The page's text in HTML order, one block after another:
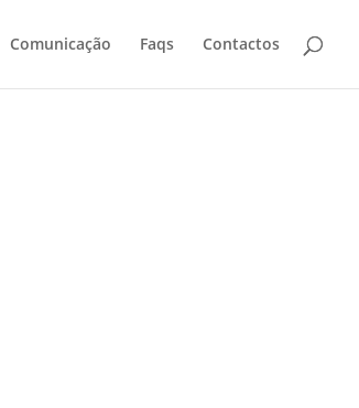
Comunicação Faqs Contactos